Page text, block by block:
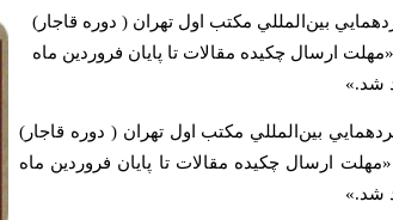
بين‌المللي مكتب اول تهران ( دوره قاجار)
«مهلت ارسال چكيده مقالات تا پايان فروردين ماه
بين‌المللي مكتب اول تهران ( دوره قاجار)
«مهلت ارسال چكيده مقالات تا پايان فروردين ماه